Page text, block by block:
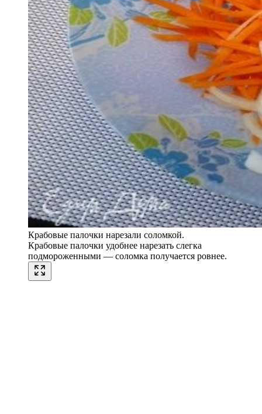
Крабовые палочки нарезали соломкой.
Крабовые палочки удобнее нарезать слегка
подмороженными — соломка получается ровнее.